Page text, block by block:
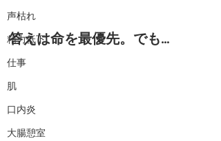
声枯れ
精力低下
仕事
肌
口内炎
大腸憩室
答えは命を最優先。でも…